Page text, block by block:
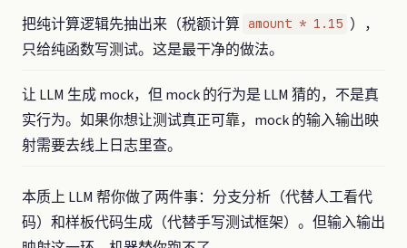
把纯计算逻辑先抽出来（税额计算 amount * 1.15 ），
只给纯函数写测试。这是最干净的做法。
让 LLM 生成 mock，但 mock 的行为是 LLM 猜的，不是真
实行为。如果你想让测试真正可靠，mock 的输入输出映
射需要去线上日志里查。
本质上 LLM 帮你做了两件事：分支分析（代替人工看代
码）和样板代码生成（代替手写测试框架）。但输入输出